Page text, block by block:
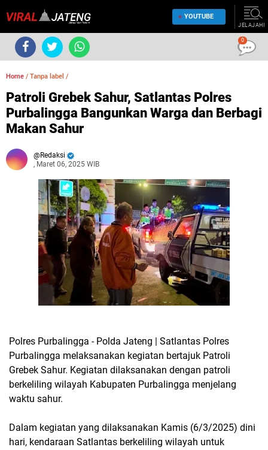
YOUTUBE
JELAJAHI
Home / Tanpa label /
Patroli Grebek Sahur, Satlantas Polres
Purbalingga Bangunkan Warga dan Berbagi
Makan Sahur
Redaksi
, Maret 06, 2025 WIB
Polres Purbalingga - Polda Jateng | Satlantas Polres
Purbalingga melaksanakan kegiatan bertajuk Patroli
Grebek Sahur. Kegiatan dilaksanakan dengan patroli
berkeliling wilayah Kabupaten Purbalingga menjelang
waktu sahur.
Dalam kegiatan yang dilaksanakan Kamis (6/3/2025) dini
hari, kendaraan Satlantas berkeliling wilayah untuk
0